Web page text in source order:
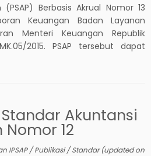
Berbasis Akrual Nomor 13
Keuangan Badan Layanan
Menteri Keuangan Republik
2015. PSAP tersebut dapat
Akuntansi
12
IPSAP/Publikasi/Standar(updated on